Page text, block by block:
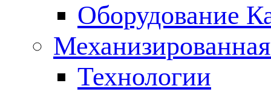
Оборудование
Технологии